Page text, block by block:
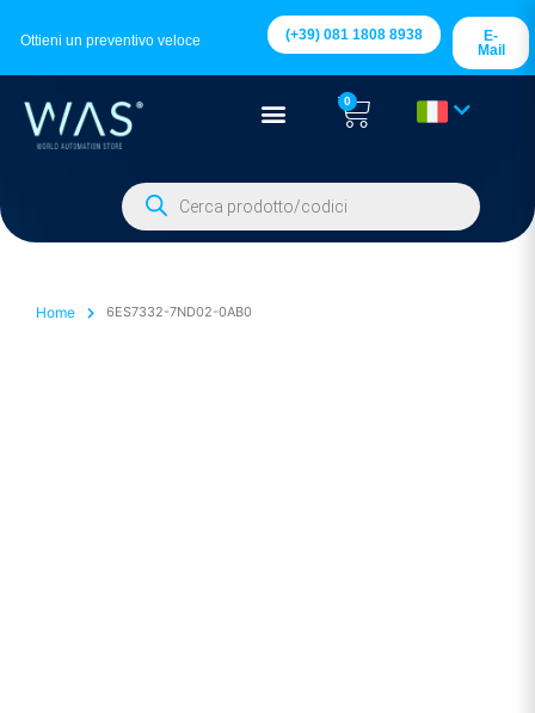
Ottieni un preventivo veloce (+39) 081 1808 8938
E-
Mail
0
Home 6ES7332-7ND02-0AB0